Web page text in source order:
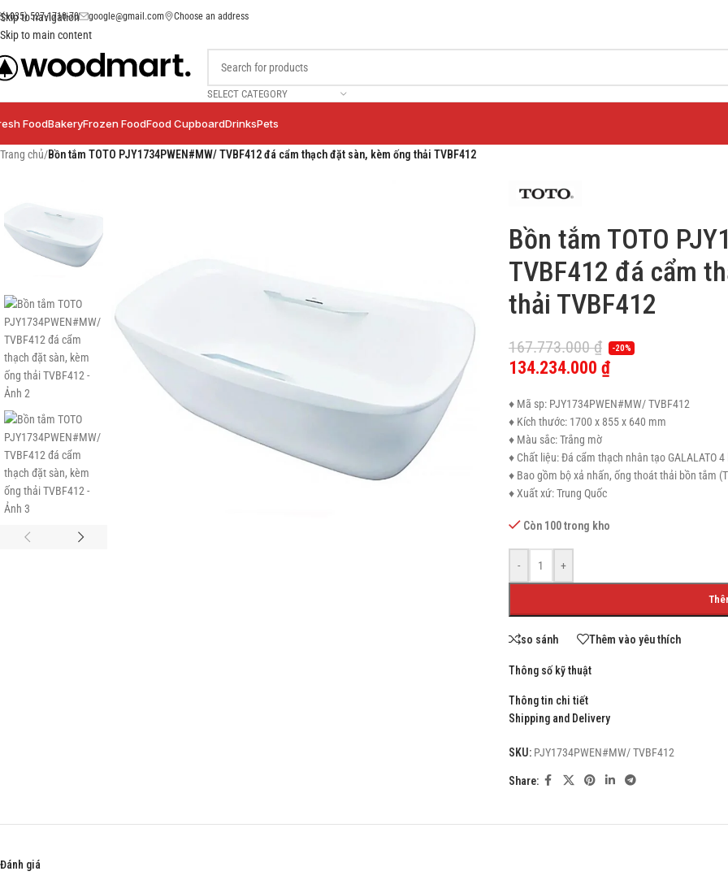
Skip to navigation
Skip to main content
(+035) 527-1710-70 google@gmail.com Choose an address
SELECT CATEGORY
FoodBakeryFrozen FoodFood CupboardDrinksPets
SHOP LAYOUTS
Filters area
Hidden sidebar
No page heading
Small categories menu
Products list view
With background
Category description
Header overlap
Infinit scrolling
Load more button
Trang chủ/Bồn tắm TOTO PJY1734PWEN#MW/ TVBF412 đá cẩm thạch đặt sàn, kèm ống thải TVBF412
Bồn tắm TOTO
TVBF412 đá cẩm
thải TVBF412
167.773.000₫ -20%
134.234.000 ₫
♦ Mã sp: PJY1734PWEN#MW/ TVBF412
♦ Kích thước: 1700 x 855 x 640 mm
♦ Màu sắc: Trắng mờ
♦ Chất liệu: Đá cẩm thạch nhân tạo GALALATO
♦ Bao gồm bộ xả nhấn, ống thoát thải bồn tắm
♦ Xuất xứ: Trung Quốc
Còn 100 trong kho
- +
so sánh Thêm vào yêu thích
Thông số kỹ thuật
Thông tin chi tiết
Shipping and Delivery
SKU: PJY1734PWEN#MW/ TVBF412
Share:
Đánh giá